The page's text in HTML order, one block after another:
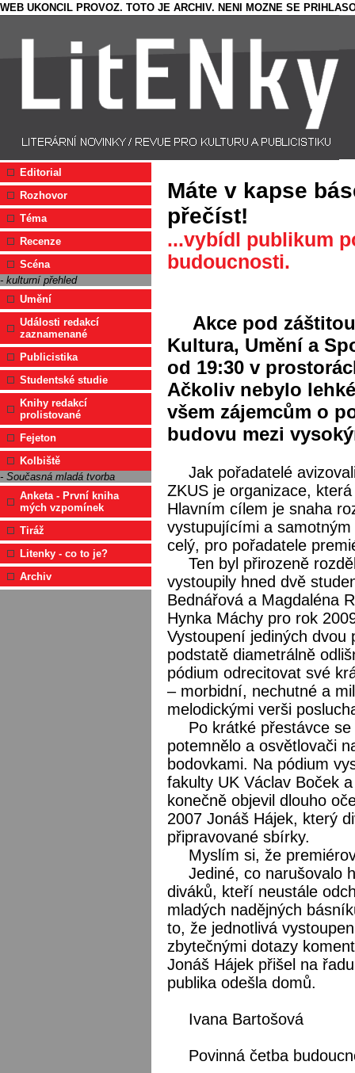
WEB UKONCIL PROVOZ. TOTO JE ARCHIV. NENI MOZNE SE
Editorial
Rozhovor
Téma
Recenze
Scéna
- kulturní přehled
Umění
Události redakcí
zaznamenané
Publicistika
Studentské studie
Knihy redakcí
prolistované
Fejeton
Kolbiště
- Současná mladá tvorba
Anketa - První kniha
mých vzpomínek
Tiráž
Litenky - co to je?
Archiv
Máte v kapse
přečíst!
...vybídl publikum
budoucnosti.
Akce pod
Kultura, Umění a
od 19:30 v
Ačkoliv nebylo
všem zájemcům o
budovu mezi
Jak pořadatelé
ZKUS je organizace,
Hlavním cílem je snaha
vystupujícími a
celý, pro pořadatele
Ten byl přirozeně
vystoupily hned dvě
Bednářová a Magdaléna
Hynka Máchy pro rok
Vystoupení jediných dvou
podstatě diametrálně
pódium odrecitovat své
– morbidní, nechutné a
melodickými verši
Po krátké přestávce
potemnělo a osvětlovači
bodovkami. Na pódium
fakulty UK Václav Boček
konečně objevil dlouho
2007 Jonáš Hájek, který
připravované sbírky.
Myslím si, že
Jediné, co narušovalo
diváků, kteří neustále
mladých nadějných
to, že jednotlivá
zbytečnými dotazy
Jonáš Hájek přišel na
publika odešla domů.
Ivana Bartošová
Povinná četba